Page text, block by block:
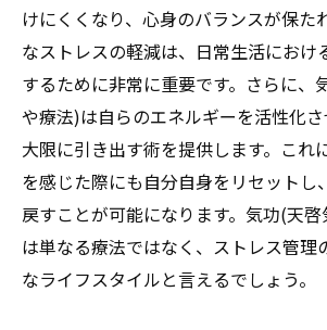
けにくくなり、心身のバランスが保た
なストレスの軽減は、日常生活におけ
するために非常に重要です。さらに、
や療法)は自らのエネルギーを活性化
大限に引き出す術を提供します。これ
を感じた際にも自分自身をリセットし
戻すことが可能になります。気功(天
は単なる療法ではなく、ストレス管理
なライフスタイルと言えるでしょう。